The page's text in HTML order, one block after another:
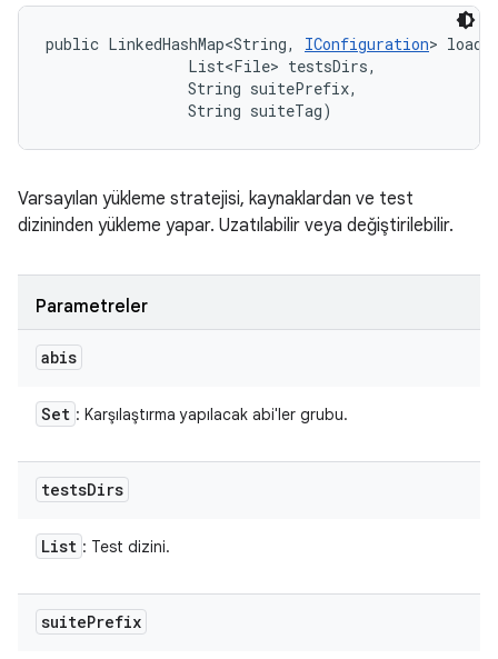
public LinkedHashMap<String, IConfiguration>
                List<File> testsDirs,
                String suitePrefix,
                String suiteTag)
Varsayılan yükleme stratejisi, kaynaklardan ve test
dizininden yükleme yapar. Uzatılabilir veya değiştirilebilir.
Parametreler
abis
Set : Karşılaştırma yapılacak abi'ler grubu.
testsDirs
List : Test dizini.
suitePrefix